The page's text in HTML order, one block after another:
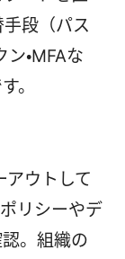
段（パス
・MFAな
。
アウトして
リシーやデ
。組織の